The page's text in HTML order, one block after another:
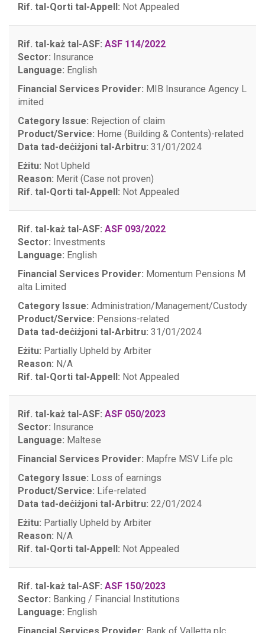
Rif. tal-Qorti tal-Appell: Not Appealed
Rif. tal-każ tal-ASF: ASF 114/2022
Sector: Insurance
Language: English
Financial Services Provider: MIB Insurance Agency L
imited
Category Issue: Rejection of claim
Product/Service: Home (Building & Contents)-related
Data tad-deċiżjoni tal-Arbitru: 31/01/2024
Eżitu: Not Upheld
Reason: Merit (Case not proven)
Rif. tal-Qorti tal-Appell: Not Appealed
Rif. tal-każ tal-ASF: ASF 093/2022
Sector: Investments
Language: English
Financial Services Provider: Momentum Pensions M
alta Limited
Category Issue: Administration/Management/Custody
Product/Service: Pensions-related
Data tad-deċiżjoni tal-Arbitru: 31/01/2024
Eżitu: Partially Upheld by Arbiter
Reason: N/A
Rif. tal-Qorti tal-Appell: Not Appealed
Rif. tal-każ tal-ASF: ASF 050/2023
Sector: Insurance
Language: Maltese
Financial Services Provider: Mapfre MSV Life plc
Category Issue: Loss of earnings
Product/Service: Life-related
Data tad-deċiżjoni tal-Arbitru: 22/01/2024
Eżitu: Partially Upheld by Arbiter
Reason: N/A
Rif. tal-Qorti tal-Appell: Not Appealed
Rif. tal-każ tal-ASF: ASF 150/2023
Sector: Banking / Financial Institutions
Language: English